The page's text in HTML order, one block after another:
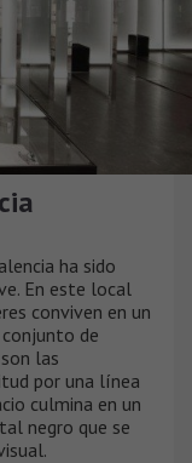
ha sido
En este local
conviven en un
de
las
por una línea
culmina en un
negro que se